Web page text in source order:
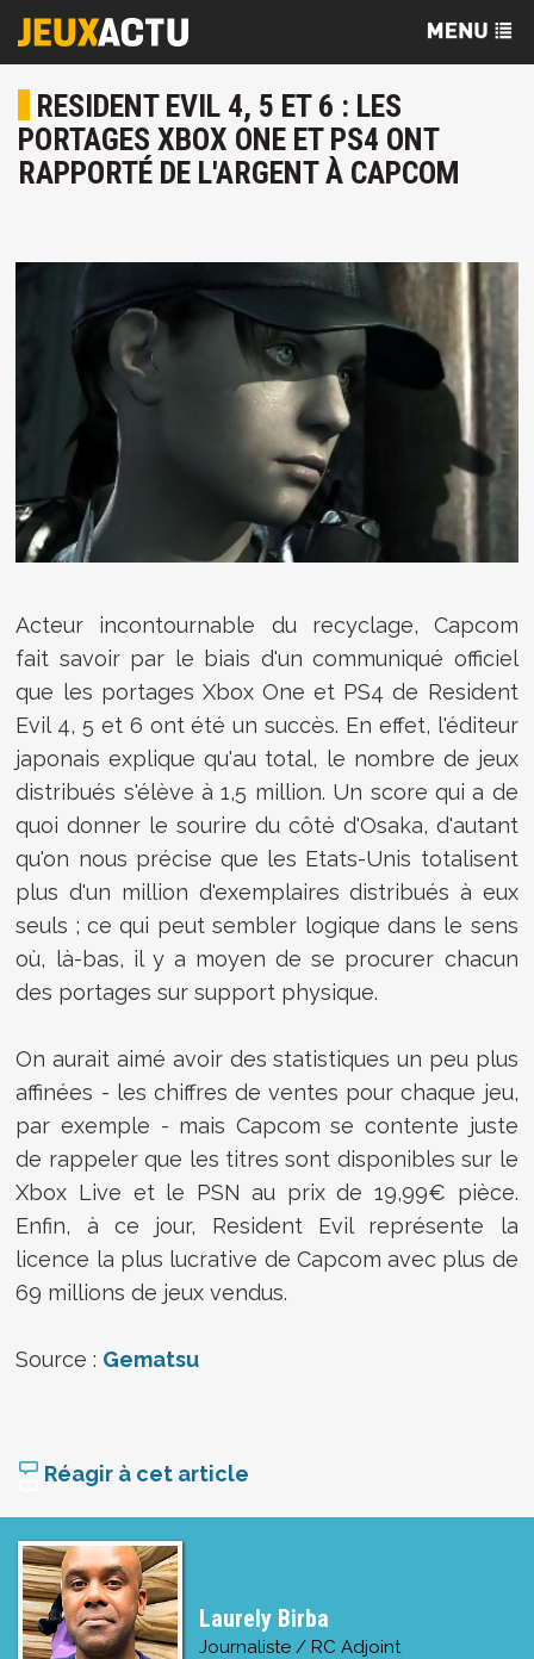
RESIDENT EVIL 4, 5 ET 6 : LES
PORTAGES XBOX ONE ET PS4 ONT
RAPPORTÉ DE L'ARGENT À CAPCOM
Acteur incontournable du recyclage, Capcom
fait savoir par le biais d'un communiqué officiel
que les portages Xbox One et PS4 de Resident
Evil 4, 5 et 6 ont été un succès. En effet, l'éditeur
japonais explique qu'au total, le nombre de jeux
distribués s'élève à 1,5 million. Un score qui a de
quoi donner le sourire du côté d'Osaka, d'autant
qu'on nous précise que les Etats-Unis totalisent
plus d'un million d'exemplaires distribués à eux
seuls ; ce qui peut sembler logique dans le sens
où, là-bas, il y a moyen de se procurer chacun
des portages sur support physique.
On aurait aimé avoir des statistiques un peu plus
affinées - les chiffres de ventes pour chaque jeu,
par exemple - mais Capcom se contente juste
de rappeler que les titres sont disponibles sur le
Xbox Live et le PSN au prix de 19,99€ pièce.
Enfin, à ce jour, Resident Evil représente la
licence la plus lucrative de Capcom avec plus de
69 millions de jeux vendus.
Source : Gematsu
Réagir à cet article
Laurely Birba
Journaliste / RC Adjoint